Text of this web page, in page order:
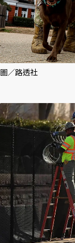
圖／路透社